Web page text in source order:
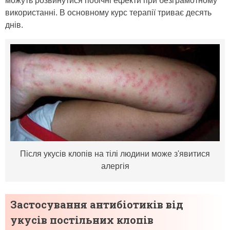
використанні. В основному курс терапії триває десять
днів.
Після укусів клопів на тілі людини може з'явитися
алергія
Застосування антибіотиків від
укусів постільних клопів